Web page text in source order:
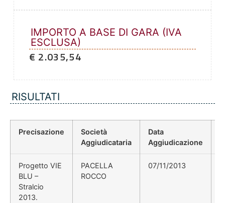
IMPORTO A BASE DI GARA (IVA
ESCLUSA)
€ 2.035,54
RISULTATI
Precisazione
Società
Aggiudicataria
Data
Aggiudicazione
Progetto VIE
BLU –
Stralcio
2013.
PACELLA
ROCCO
07/11/2013